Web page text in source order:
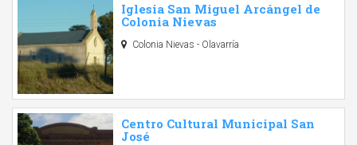
Iglesia San Miguel Arcángel de
Colonia Nievas
Colonia Nievas - Olavarría
Centro Cultural Municipal San
José